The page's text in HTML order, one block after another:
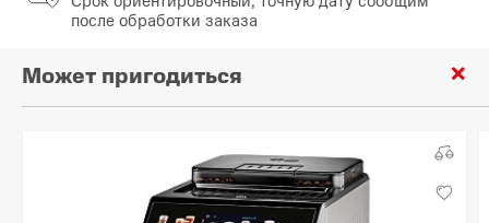
после обработки заказа
Может пригодиться